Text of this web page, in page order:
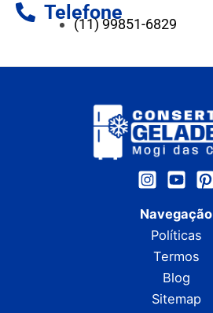
Telefone
(11) 99851-6829
Navegação
Políticas
Termos
Blog
Sitemap